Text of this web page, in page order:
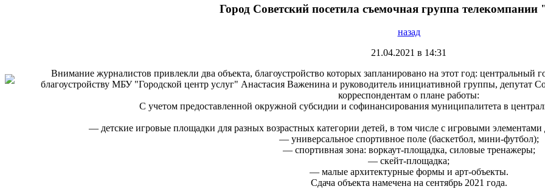
Город Советский посетила съемочная группа
назад
21.04.2021 в 14:31
Внимание журналистов привлекли два объекта, благоустройство которых запланировано на этот год:
благоустройству МБУ "Городской центр услуг" Анастасия Важенина и руководитель инициативной группы, депутат
корреспондентам о плане работы:
С учетом предоставленной окружной субсидии и софинансирования муниципалитета в
— детские игровые площадки для разных возрастных категории детей, в том числе с игровыми
— универсальное спортивное поле (баскетбол, мини-футбол);
— спортивная зона: воркаут-площадка, силовые тренажеры;
— скейт-площадка;
— малые архитектурные формы и арт-объекты.
Сдача объекта намечена на сентябрь 2021 года.